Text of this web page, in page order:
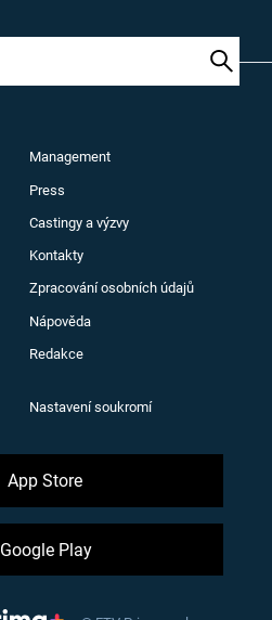
Management
Press
Castingy a výzvy
Kontakty
Zpracování osobních údajů
Nápověda
Redakce
Nastavení soukromí
App Store
Google Play